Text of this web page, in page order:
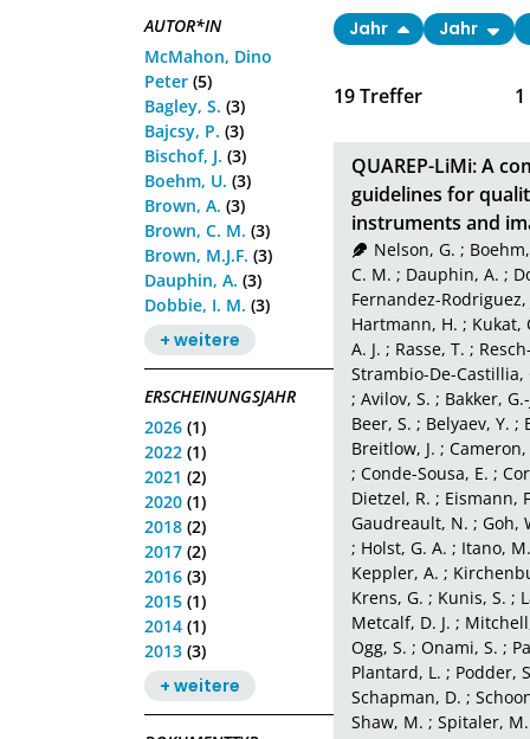
AUTOR*IN
McMahon, Dino
Peter (5)
Bagley, S. (3)
Bajcsy, P. (3)
Bischof, J. (3)
Boehm, U. (3)
Brown, A. (3)
Brown, C. M. (3)
Brown, M.J.F. (3)
Dauphin, A. (3)
Dobbie, I. M. (3)
+ weitere
ERSCHEINUNGSJAHR
2026 (1)
2022 (1)
2021 (2)
2020 (1)
2018 (2)
2017 (2)
2016 (3)
2015 (1)
2014 (1)
2013 (3)
+ weitere
19Treffer 1
Jahr Jahr
QUAREP-LiMi: A
guidelines for
instruments and
Nelson, G. ;
C. M. ; Dauphin, A. ;
Fernandez-Rodriguez,
Hartmann, H. ; Kukat,
A. J. ; Rasse, T. ;
Strambio-De-Castillia,
; Avilov, S. ; Bakker,
Beer, S. ; Belyaev, Y. ;
Breitlow, J. ; Cameron,
; Conde-Sousa, E. ;
Dietzel, R. ; Eismann,
Gaudreault, N. ; Goh,
; Holst, G. A. ; Itano,
Keppler, A. ;
Krens, G. ; Kunis, S. ;
Metcalf, D. J. ;
Ogg, S. ; Onami, S. ;
Plantard, L. ; Podder,
Schapman, D. ;
Shaw, M. ; Spitaler, M.